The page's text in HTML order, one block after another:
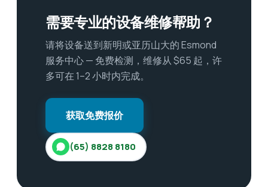
需要专业的设备维修帮助？
请将设备送到新明或亚历山大的 Esmond
服务中心 — 免费检测，维修从 $65 起，许
多可在 1–2 小时内完成。
获取免费报价
(65) 8828 8180